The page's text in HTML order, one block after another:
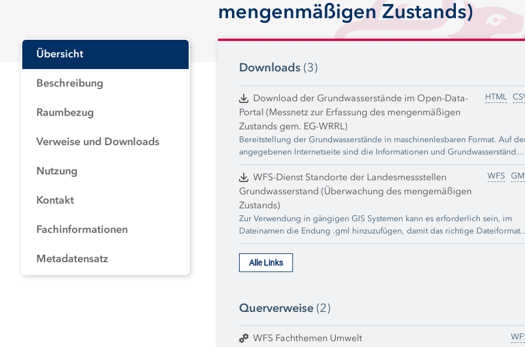
mengenmäßigen Zustands)
Übersicht
Beschreibung
Raumbezug
Verweise und Downloads
Nutzung
Kontakt
Fachinformationen
Metadatensatz
Downloads (3)
HTML
Download der Grundwasserstände im Open-Data-
Portal (Messnetz zur Erfassung des mengenmäßigen
Zustands gem. EG-WRRL)
Bereitstellung der Grundwasserstände in maschinenlesbaren Format. Auf der
angegebenen Internetseite sind die Informationen und Grundwasserstände
des Messnetzes zur Erfassung des mengenmäßigen Zustands gem. EG-WRRL
in maschinenlesbaren Format bereitgestellt. Bei Auswahl einer Messstelle
lassen sich die Grundwasserstände der ausgewählten Messstelle als .csv-
Datei herunterladen.
WFS
WFS-Dienst Standorte der Landesmessstellen
Grundwasserstand (Überwachung des mengemäßigen
Zustands)
Zur Verwendung in gängigen GIS Systemen kann es erforderlich sein, im
Dateinamen die Endung .gml hinzuzufügen, damit das richtige Dateiformat
erkannt wird.
Alle Links
Querverweise (2)
WFS Fachthemen Umwelt